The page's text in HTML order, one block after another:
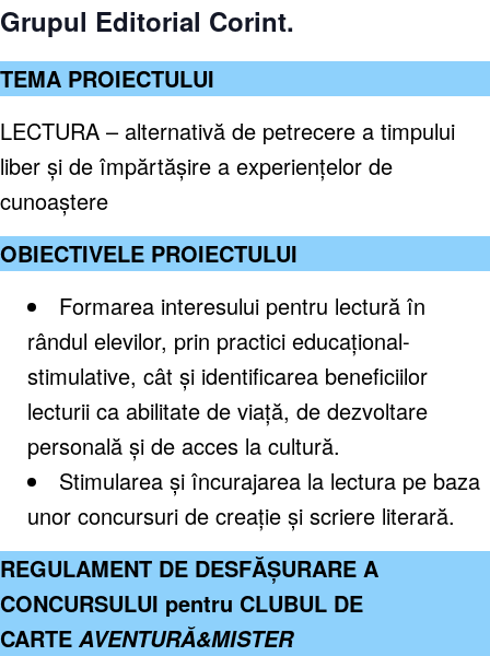
Grupul Editorial Corint.
TEMA PROIECTULUI
LECTURA – alternativă de petrecere a timpului
liber și de împărtășire a experiențelor de
cunoaștere
OBIECTIVELE PROIECTULUI
Formarea interesului pentru lectură în
rândul elevilor, prin practici educațional-
stimulative, cât și identificarea beneficiilor
lecturii ca abilitate de viață, de dezvoltare
personală și de acces la cultură.
Stimularea și încurajarea la lectura pe baza
unor concursuri de creație și scriere literară.
REGULAMENT DE DESFĂȘURARE A
CONCURSULUI pentru CLUBUL DE
CARTE AVENTURĂ&MISTER